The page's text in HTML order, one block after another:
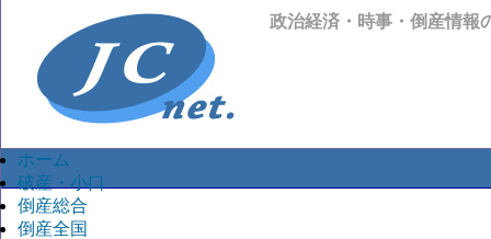
政治経済・時事・倒産情報
ホーム
破産・小口
倒産総合
倒産全国